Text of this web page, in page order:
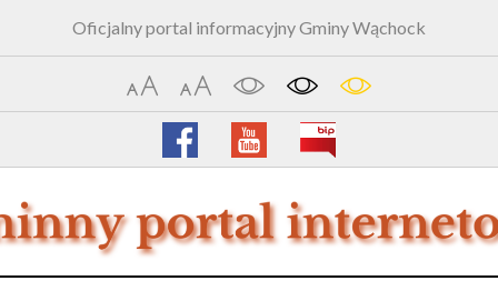
Oficjalny portal informacyjny Gminy Wąchock